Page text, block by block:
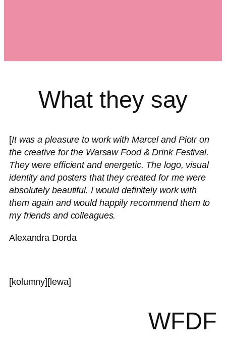
What they say
[It was a pleasure to work with Marcel and Piotr on
the creative for the Warsaw Food & Drink Festival.
They were efficient and energetic. The logo, visual
identity and posters that they created for me were
absolutely beautiful. I would definitely work with
them again and would happily recommend them to
my friends and colleagues.
Alexandra Dorda
[kolumny][lewa]
WFDF